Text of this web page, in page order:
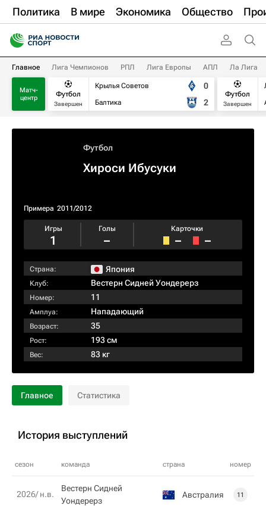
Политика В мире Экономика Общество
Главное Лига Чемпионов РПЛ Лига Европы АПЛ Ла Лига
Матч-
центр
Футбол
Завершен
Крылья Советов
Балтика
0
2
Футбол
Завершен
Футбол
Хироси Ибусуки
Примера 2011/2012
Игры
1
Голы
–
Карточки
– –
Страна: Япония
Клуб: Вестерн Сидней Уондерерз
Номер: 11
Амплуа: Нападающий
Возраст: 35
Рост: 193 см
Вес: 83 кг
Главное Статистика
История выступлений
сезон команда страна номер
2026/ н.в.
Вестерн Сидней
Уондерерз
Австралия 11